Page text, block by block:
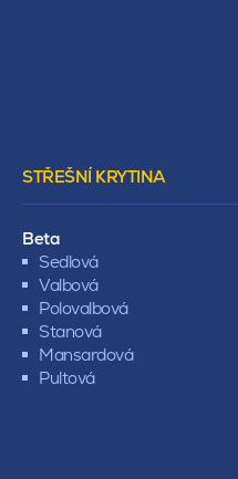
STŘEŠNÍ KRYTINA
Beta
Sedlová
Valbová
Polovalbová
Stanová
Mansardová
Pultová